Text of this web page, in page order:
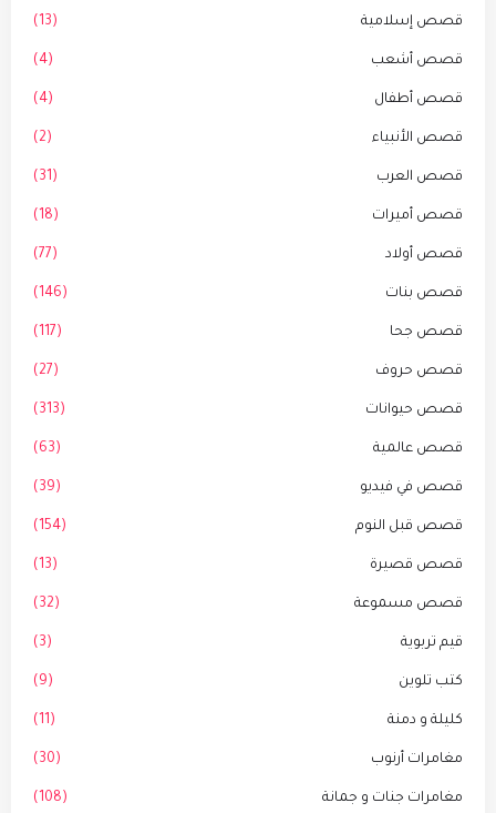
قصص إسلامية (13)
قصص أشعب (4)
قصص أطفال (4)
قصص الأنبياء (2)
قصص العرب (31)
قصص أميرات (18)
قصص أولاد (77)
قصص بنات (146)
قصص جحا (117)
قصص حروف (27)
قصص حيوانات (313)
قصص عالمية (63)
قصص في فيديو (39)
قصص قبل النوم (154)
قصص قصيرة (13)
قصص مسموعة (32)
قيم تربوية (3)
كتب تلوين (9)
كليلة و دمنة (11)
مغامرات أرنوب (30)
مغامرات جنات و جمانة (108)